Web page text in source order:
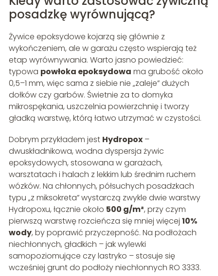
posadzkę wyrównującą?
Żywice epoksydowe kojarzą się głównie z
wykończeniem, ale w garażu często wspierają też
etap wyrównywania. Warto jasno powiedzieć:
typowa powłoka epoksydowa ma grubość około
0,5–1 mm, więc sama z siebie nie „zaleje” dużych
dołków czy garbów. Świetnie za to domyka
mikrospękania, uszczelnia powierzchnię i tworzy
gładką warstwę, którą łatwo utrzymać w czystości.
Dobrym przykładem jest Hydropox–
dwuskładnikowa, wodna dyspersja żywic
epoksydowych, stosowana w garażach,
warsztatach i halach z lekkim lub średnim ruchem
wózków. Na chłonnych, półsuchych posadzkach
typu „z miksokreta” wystarczą zwykle dwie warstwy
Hydropoxu, łącznie około 500 g/m², przy czym
pierwszą warstwę rozcieńcza się mniej więcej 10%
wody, by poprawić przyczepność. Na podłożach
niechłonnych, gładkich – jak wylewki
samopoziomujące czy lastryko – stosuje się
wcześniej grunt do podłoży niechłonnych RO 3333.